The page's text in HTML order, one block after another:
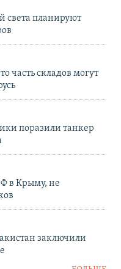
света планируют
часть складов могут
поразили танкер
в Крыму, не
заключили